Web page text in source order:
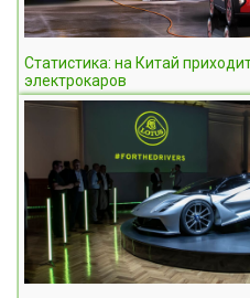
Статистика: на Китай
электрокаров